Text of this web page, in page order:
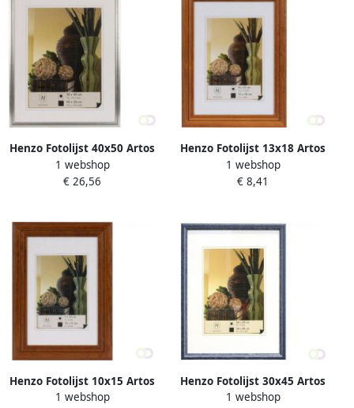
Henzo Fotolijst 40x50 Artos
grijs
1 webshop
€ 26,56
Henzo Fotolijst 13x18 Artos
dbruin
1 webshop
€ 8,41
Henzo Fotolijst 10x15 Artos
dbruin
1 webshop
Henzo Fotolijst 30x45 Artos
blauw
1 webshop